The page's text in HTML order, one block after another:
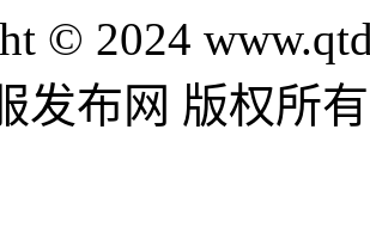
© 2024
发布网 版权所有